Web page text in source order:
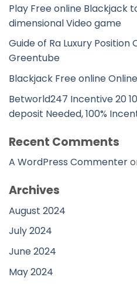
Play Free online Blackjack
dimensional Video game
Guide of Ra Luxury Position
Greentube
Blackjack Free online
Betworld247 Incentive 20
deposit Needed, 100%
Recent Comments
A WordPress Commenter
Archives
August 2024
July 2024
June 2024
May 2024